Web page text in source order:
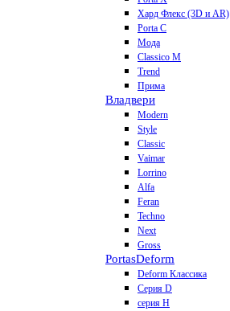
Хард Флекс (3D и AR)
Porta C
Мода
Classico M
Trend
Прима
Владвери
Modern
Style
Classic
Vaimar
Lorrino
Alfa
Feran
Techno
Next
Gross
PortasDeform
Deform Классика
Серия D
серия H